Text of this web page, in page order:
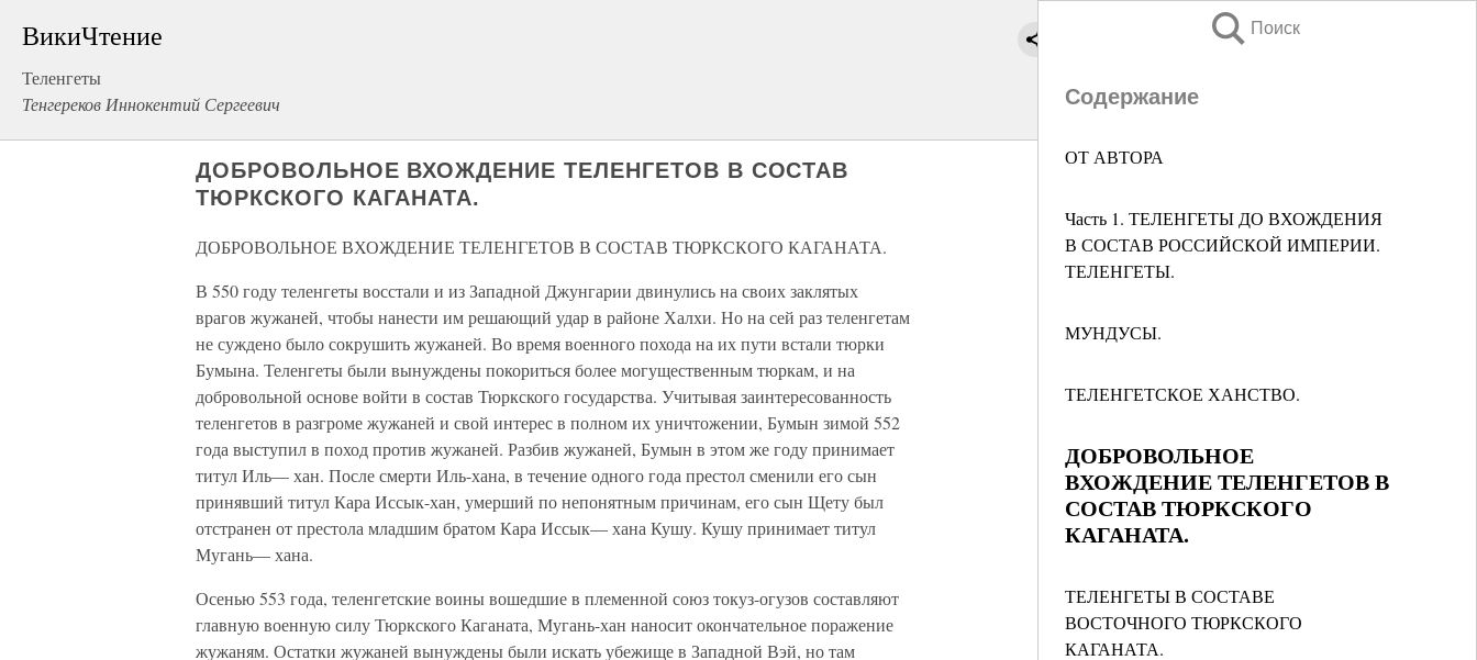
ВикиЧтение
Теленгеты
Тенгереков Иннокентий Сергеевич
Поиск
Содержание
ОТ АВТОРА
Часть 1. ТЕЛЕНГЕТЫ ДО ВХОЖДЕНИЯ
В СОСТАВ РОССИЙСКОЙ ИМПЕРИИ.
ТЕЛЕНГЕТЫ.
МУНДУСЫ.
ТЕЛЕНГЕТСКОЕ ХАНСТВО.
ДОБРОВОЛЬНОЕ
ВХОЖДЕНИЕ ТЕЛЕНГЕТОВ В
СОСТАВ ТЮРКСКОГО
КАГАНАТА.
ТЕЛЕНГЕТЫ В СОСТАВЕ
ВОСТОЧНОГО ТЮРКСКОГО
КАГАНАТА.
ДОБРОВОЛЬНОЕ ВХОЖДЕНИЕ ТЕЛЕНГЕТОВ В СОСТАВ
ТЮРКСКОГО КАГАНАТА.
ДОБРОВОЛЬНОЕ ВХОЖДЕНИЕ ТЕЛЕНГЕТОВ В СОСТАВ ТЮРКСКОГО КАГАНАТА.
В 550 году теленгеты восстали и из Западной Джунгарии двинулись на своих заклятых
врагов жужаней, чтобы нанести им решающий удар в районе Халхи. Но на сей раз теленгетам
не суждено было сокрушить жужаней. Во время военного похода на их пути встали тюрки
Бумына. Теленгеты были вынуждены покориться более могущественным тюркам, и на
добровольной основе войти в состав Тюркского государства. Учитывая заинтересованность
теленгетов в разгроме жужаней и свой интерес в полном их уничтожении, Бумын зимой 552
года выступил в поход против жужаней. Разбив жужаней, Бумын в этом же году принимает
титул Иль— хан. После смерти Иль-хана, в течение одного года престол сменили его сын
принявший титул Кара Иссык-хан, умерший по непонятным причинам, его сын Щету был
отстранен от престола младшим братом Кара Иссык— хана Кушу. Кушу принимает титул
Мугань— хана.
Осенью 553 года, теленгетские воины вошедшие в племенной союз токуз-огузов составляют
главную военную силу Тюркского Каганата, Мугань-хан наносит окончательное поражение
жужаням. Остатки жужаней вынуждены были искать убежище в Западной Вэй, но там